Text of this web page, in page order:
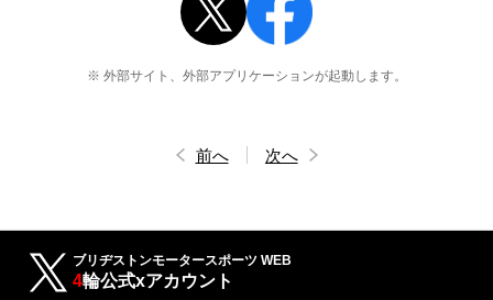
※ 外部サイト、外部アプリケーションが起動します。
前へ 次へ
ブリヂストンモータースポーツ WEB
4輪公式xアカウント